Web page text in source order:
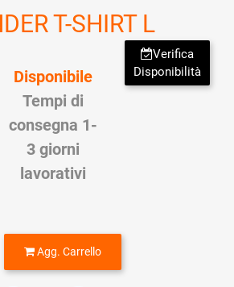
T-SHIRT L
Verifica
Disponibilità
Disponibile
Tempi di
consegna 1-
3 giorni
lavorativi
Agg. Carrello